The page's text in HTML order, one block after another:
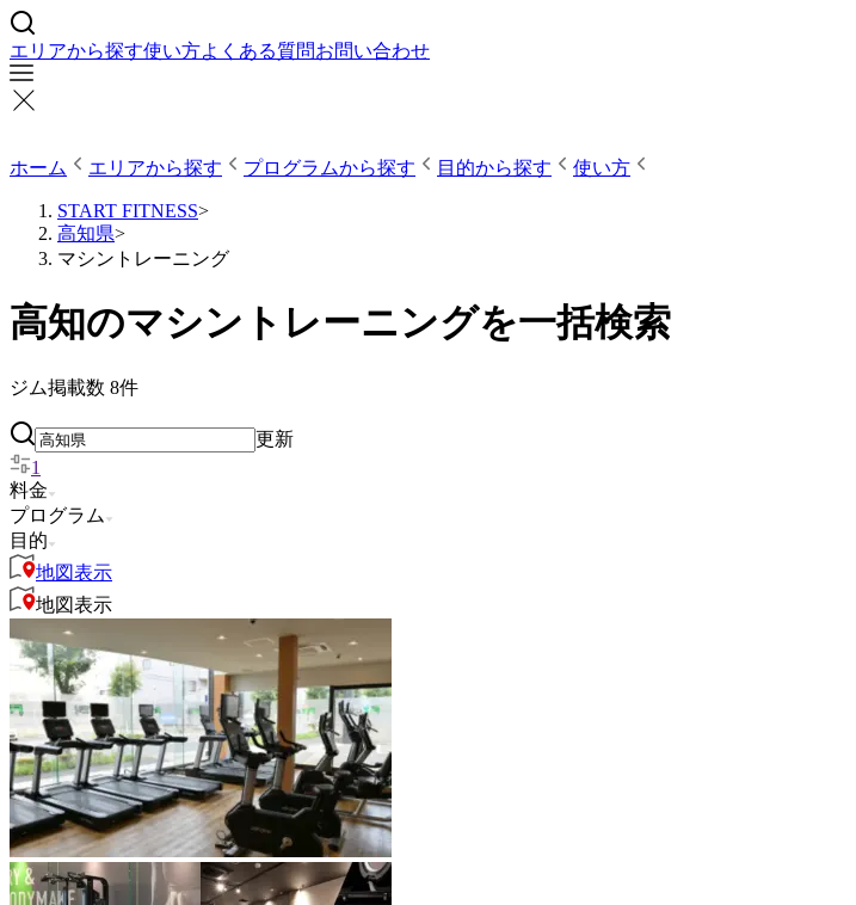
エリアから探す使い方よくある質問お問い合わせ
ホーム エリアから探す プログラムから探す 目的から探す 使い方
START FITNESS>
高知県>
マシントレーニング
高知のマシントレーニングを一括検索
ジム掲載数 8件
更新
1
料金
プログラム
目的
地図表示
地図表示